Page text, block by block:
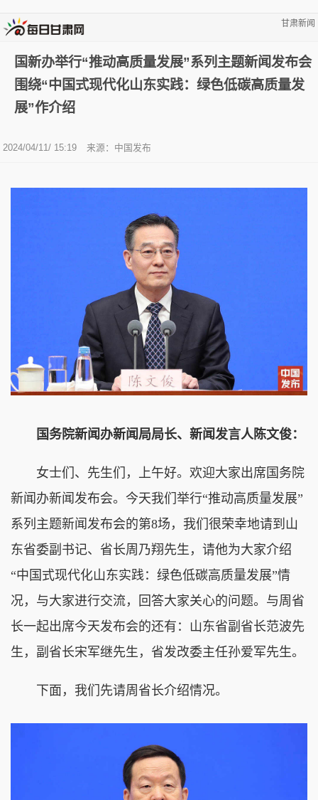
甘肃新闻
国新办举行“推动高质量发展”系列主题新闻发布会
围绕“中国式现代化山东实践：绿色低碳高质量发
展”作介绍
2024/04/11/ 15:19 来源：中国发布
国务院新闻办新闻局局长、新闻发言人陈文俊：
女士们、先生们，上午好。欢迎大家出席国务院
新闻办新闻发布会。今天我们举行“推动高质量发展”
系列主题新闻发布会的第8场，我们很荣幸地请到山
东省委副书记、省长周乃翔先生，请他为大家介绍
“中国式现代化山东实践：绿色低碳高质量发展”情
况，与大家进行交流，回答大家关心的问题。与周省
长一起出席今天发布会的还有：山东省副省长范波先
生，副省长宋军继先生，省发改委主任孙爱军先生。
下面，我们先请周省长介绍情况。